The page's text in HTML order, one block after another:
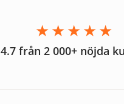
★★★★★
4.7 från 2 000+ nöjda